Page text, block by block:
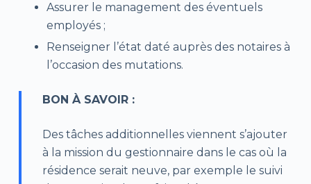
Assurer le management des éventuels
employés ;
Renseigner l’état daté auprès des notaires à
l’occasion des mutations.
BON À SAVOIR :
Des tâches additionnelles viennent s’ajouter
à la mission du gestionnaire dans le cas où la
résidence serait neuve, par exemple le suivi